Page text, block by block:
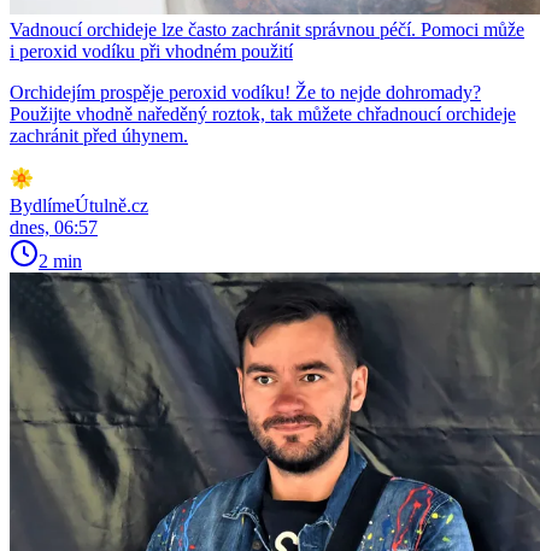
Vadnoucí orchideje lze často zachránit správnou péčí. Pomoci může
i peroxid vodíku při vhodném použití
Orchidejím prospěje peroxid vodíku! Že to nejde dohromady?
Použijte vhodně naředěný roztok, tak můžete chřadnoucí orchideje
zachránit před úhynem.
BydlímeÚtulně.cz
dnes, 06:57
2 min